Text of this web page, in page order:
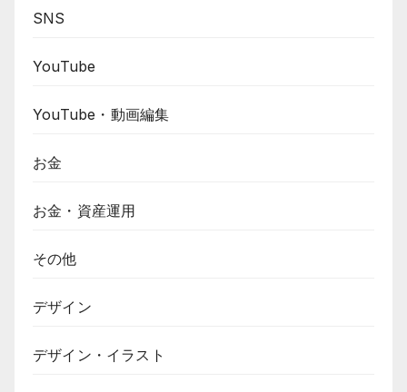
SNS
YouTube
YouTube・動画編集
お金
お金・資産運用
その他
デザイン
デザイン・イラスト